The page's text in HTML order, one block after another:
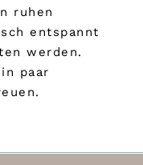
ruhen
entspannt
werden.
paar